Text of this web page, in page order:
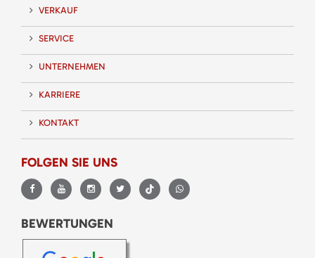
VERKAUF
SERVICE
UNTERNEHMEN
KARRIERE
KONTAKT
FOLGEN SIE UNS
BEWERTUNGEN